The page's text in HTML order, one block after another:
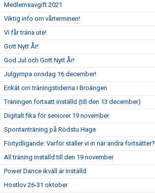
Medlemsavgift 2021
Viktig info om vårterminen!
Vi får träna ute!
Gott Nytt År!
God Jul och Gott Nytt År!
Julgympa onsdag 16 december!
Enkät om träningstiderna i Broängen
Träningen fortsatt inställd (till den 13 december)
Digitalt fika för seniorer 19 november
Spontanträning på Rödstu Hage
Förtydligande: Varför ställer vi in när andra fortsätter?
All träning inställd till den 19 november
Power Dance ikväll är inställd
Höstlov 26-31 oktober